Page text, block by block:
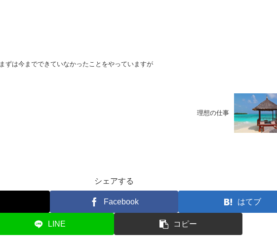
まずは今までできていなかったことをやっていますが
理想の仕事
シェアする
Facebook はてブ
LINE コピー